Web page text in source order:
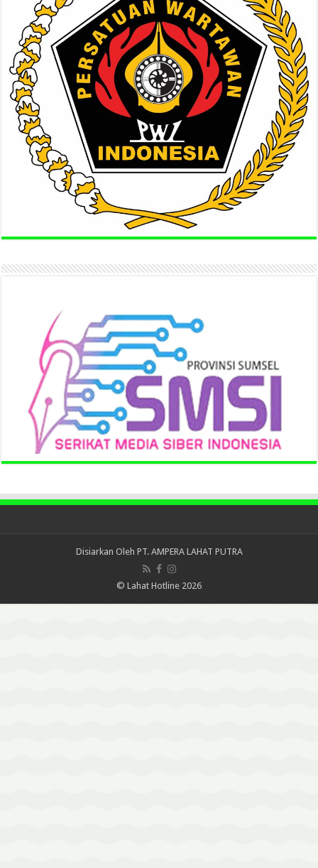
Disiarkan Oleh PT. AMPERA LAHAT PUTRA
© Lahat Hotline 2026